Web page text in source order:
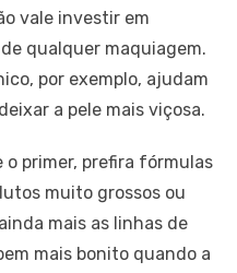
vale investir em
qualquer maquiagem.
por exemplo, ajudam
a pele mais viçosa.
o primer, prefira fórmulas
muito grossos ou
mais as linhas de
mais bonito quando a